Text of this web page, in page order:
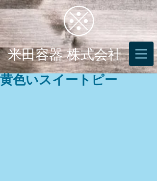
米田容器 株式会社
黄色いスイートピー